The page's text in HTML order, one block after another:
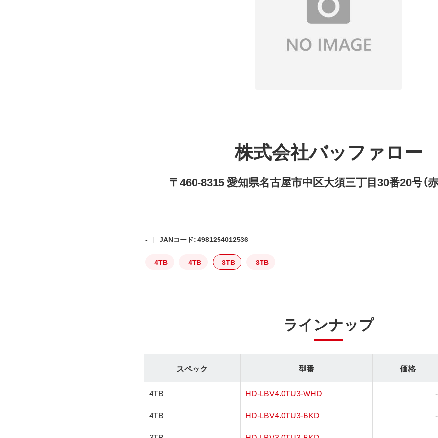
株式会社バッファロー
〒460-8315 愛知県名古屋市中区大須三丁目30番20号（
- JANコード: 4981254012536
4TB 4TB 3TB 3TB
ラインナップ
スペック 型番 価格
4TB HD-LBV4.0TU3-WHD -
4TB
HD-LBV4.0TU3-BKD -